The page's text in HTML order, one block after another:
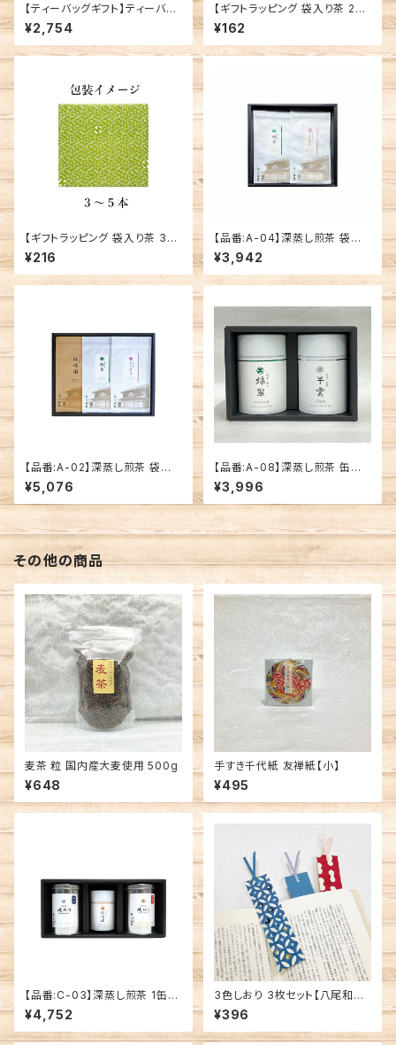
【ティーバッグギフト】ティーバッ
グ 3種セット
¥2,754
【ギフトラッピング 袋入り茶 2本
用（横並び）】※箱入りギフトの
場合は不要※
¥162
【ギフトラッピング 袋入り茶 3～
5本用】※箱入りギフトの場合は
不要※
¥216
【品番:A-04】深蒸し煎茶 袋入
「緑翠･さえみどり」箱入りギフト
¥3,942
【品番:A-02】深蒸し煎茶 袋入
「江嶋園・緑翠・さえみどり」 箱
入りギフト
¥5,076
【品番:A-08】深蒸し煎茶 缶入8
0g 「緑翠･早雲」セット
¥3,996
その他の商品
麦茶 粒 国内産大麦使用 500g
¥648
手すき千代紙 友禅紙【小】
¥495
【品番:C-03】深蒸し煎茶 1缶・
有明海産 海苔(小) 2缶セット
¥4,752
3色しおり 3枚セット【八尾和紙】
桂樹舎
¥396